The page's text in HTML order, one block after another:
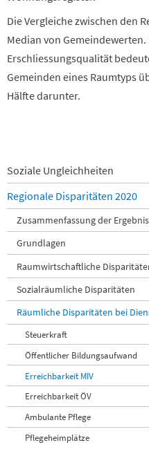
Die Vergleiche zwischen den
Median von Gemeindewerten.
Erschliessungsqualität
Gemeinden eines Raumtyps
Hälfte darunter.
Navigation
überspringen
Soziale Ungleichheiten
Regionale Disparitäten 2020
Zusammenfassung der
Grundlagen
Raumwirtschaftliche
Sozialräumliche Disparitäten
Räumliche Disparitäten bei
Steuerkraft
Öffentlicher Bildungsaufwand
Erreichbarkeit MIV
Erreichbarkeit ÖV
Ambulante Pflege
Pflegeheimplätze